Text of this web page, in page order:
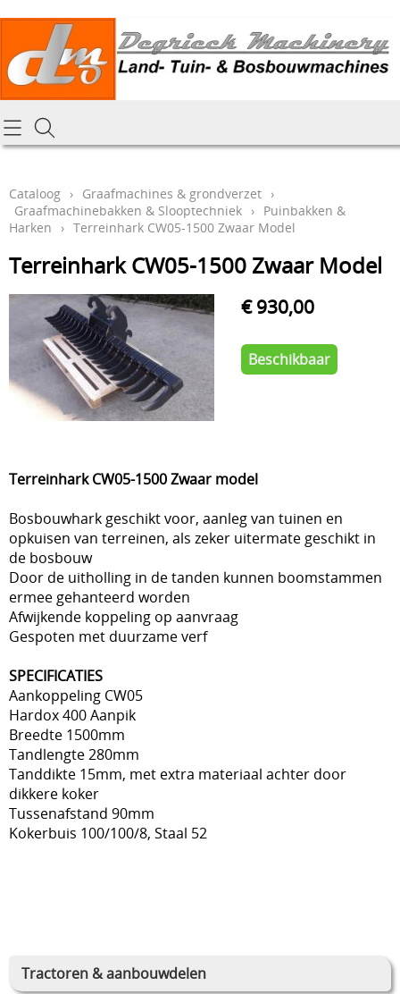
Homepagina
Tractoren & aanbouwdelen
Generatoren
Specifiek materiaal en actieproducten
Hoe online bestellen
Mijn bestelling laten leveren
Draai-en freeswerk
Onze Repairshop Diensten
Tractoren & aanbouwdelen
Cataloog › Graafmachines & grondverzet ›
Graafmachinebakken & Slooptechniek › Puinbakken &
Harken
› Terreinhark CW05-1500 Zwaar Model
Terreinhark CW05-1500 Zwaar Model
€ 930,00
Beschikbaar
Terreinhark CW05-1500 Zwaar model
Bosbouwhark geschikt voor, aanleg van tuinen en
opkuisen van terreinen, als zeker uitermate geschikt in
de bosbouw
Door de uitholling in de tanden kunnen boomstammen
ermee gehanteerd worden
Afwijkende koppeling op aanvraag
Gespoten met duurzame verf
SPECIFICATIES
Aankoppeling CW05
Hardox 400 Aanpik
Breedte 1500mm
Tandlengte 280mm
Tanddikte 15mm, met extra materiaal achter door
dikkere koker
Tussenafstand 90mm
Kokerbuis 100/100/8, Staal 52